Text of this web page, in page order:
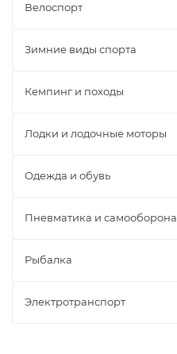
Велоспорт
Зимние виды спорта
Кемпинг и походы
Лодки и лодочные моторы
Одежда и обувь
Пневматика и самооборона
Рыбалка
Электротранспорт